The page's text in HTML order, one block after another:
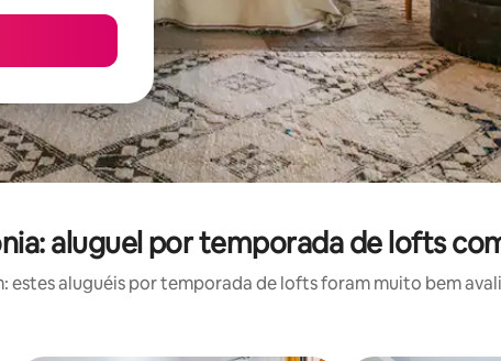
aluguel por temporada de lofts
estes aluguéis por temporada de lofts foram muito bem